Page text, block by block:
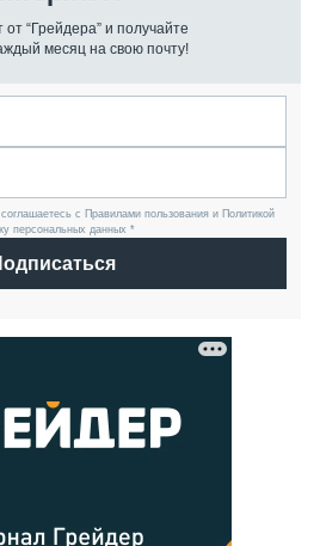
“Грейдера” и получайте
месяц на свою почту!
с Правилами пользования и Политикой
персональных данных *